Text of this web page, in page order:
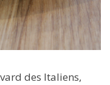
des Italiens,